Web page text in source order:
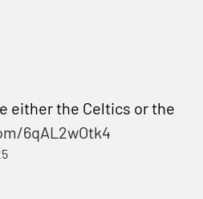
either the Celtics or the
6qAL2wOtk4